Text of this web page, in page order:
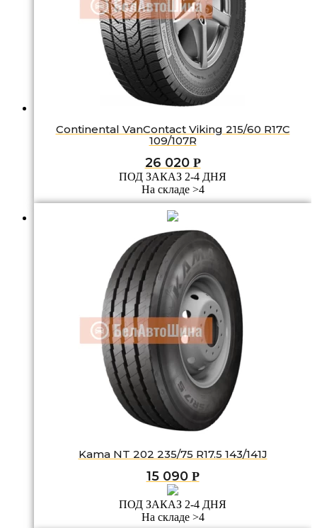
Continental VanContact Viking 215/60 R17C
109/107R
26 020 Р
ПОД ЗАКАЗ 2-4 ДНЯ
На складе >4
Kama NT 202 235/75 R17.5 143/141J
15 090 Р
ПОД ЗАКАЗ 2-4 ДНЯ
На складе >4